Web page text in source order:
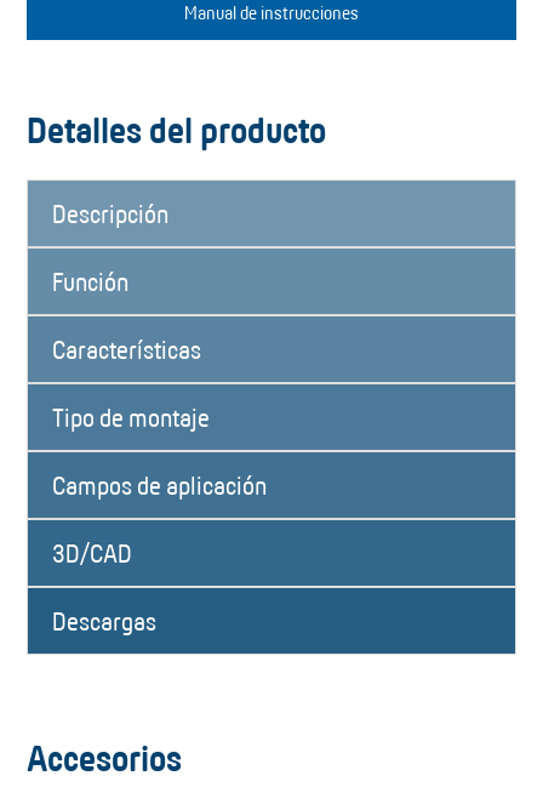
Manual de instrucciones
Detalles del producto
Descripción
Función
Características
Tipo de montaje
Campos de aplicación
3D/CAD
Descargas
Accesorios